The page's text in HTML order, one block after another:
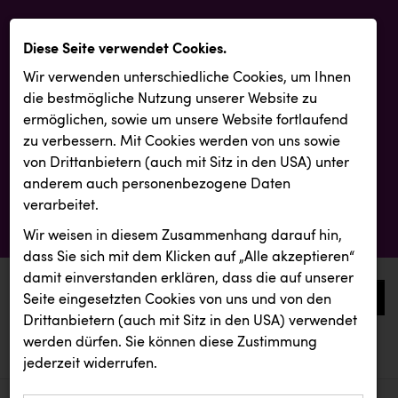
0
aktuelle aussendungen
aktuelle aussendungen
Diese Seite verwendet Cookies.
Wir verwenden unterschiedliche Cookies, um Ihnen
die best­mögliche Nutzung unserer Website zu
ermöglichen, sowie um unsere Website fortlaufend
zu verbessern. Mit Cookies werden von uns sowie
von Drittanbietern (auch mit Sitz in den USA) unter
anderem auch personenbezogene Daten
verarbeitet.
Wir weisen in diesem Zusammenhang darauf hin,
dass Sie sich mit dem Klicken auf „Alle akzeptieren“
damit ein­ver­standen erklären, dass die auf unserer
Seite eingesetzten Cookies von uns und von den
Drittanbietern (auch mit Sitz in den USA) verwendet
werden dürfen. Sie können diese Zustimmung
jederzeit widerrufen.